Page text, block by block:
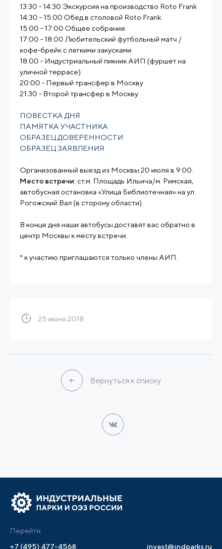
13:30 - 14:30 Экскурсия на производство Roto Frank
14:30 - 15:00 Обед в столовой Roto Frank
15:00 - 17:00 Общее собрание
17:00 - 18:00 Любительский футбольный матч /
кофе-брейк с легкими закусками
18:00 - Индустриальный пикник АИП (фуршет на
уличной террасе)
20:00 - Первый трансфер в Москву
21:30 - Второй трансфер в Москву
ПОВЕСТКА ДНЯ
ПАМЯТКА УЧАСТНИКА
ОБРАЗЕЦ ДОВЕРЕННОСТИ
ОБРАЗЕЦ ЗАЯВЛЕНИЯ
Организованный выезд из Москвы 20 июля в 9:00.
Место встречи: ст.м. Площадь Ильича/м. Римская,
автобусная остановка «Улица Библиотечная» на ул.
Рогожский Вал (в сторону области).
В конце дня наши автобусы доставят вас обратно в
центр Москвы к месту встречи.
* к участию приглашаются только члены АИП.
25 июня 2018
Вернуться к списку
Перейти
+7 (495) 477-4568
invest@indparks.ru